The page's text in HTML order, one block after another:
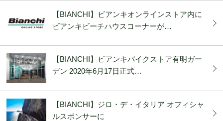
【BIANCHI】ビアンキオンラインストア内に
ビアンキビーチハウスコーナーが…
【BIANCHI】ビアンキバイクストア有明ガー
デン 2020年6月17日正式…
【BIANCHI】ジロ・デ・イタリア オフィシャ
ルスポンサーに